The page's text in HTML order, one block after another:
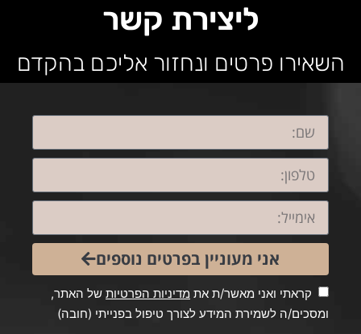
ליצירת קשר
השאירו פרטים ונחזור אליכם בהקדם
אני מעוניין בפרטים נוספים
קראתי ואני מאשר/ת את מדיניות הפרטיות של האתר,
ומסכים/ה לשמירת המידע לצורך טיפול בפנייתי (חובה)